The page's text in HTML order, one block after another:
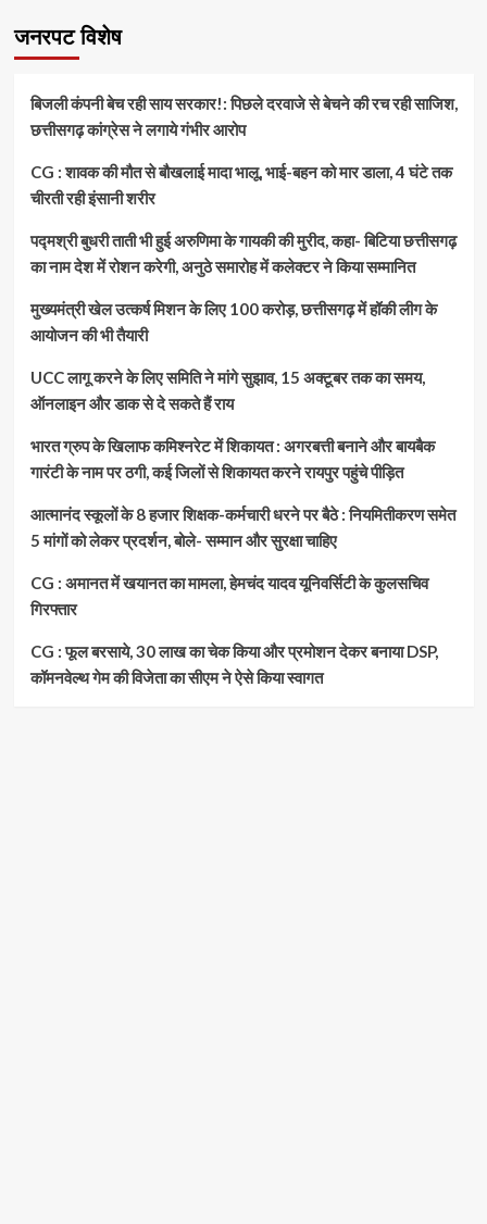
जनरपट विशेष
बिजली कंपनी बेच रही साय सरकार!: पिछले दरवाजे से बेचने की रच रही साजिश,
छत्तीसगढ़ कांग्रेस ने लगाये गंभीर आरोप
CG : शावक की मौत से बौखलाई मादा भालू, भाई-बहन को मार डाला, 4 घंटे तक
चीरती रही इंसानी शरीर
पद्मश्री बुधरी ताती भी हुई अरुणिमा के गायकी की मुरीद, कहा- बिटिया छत्तीसगढ़
का नाम देश में रोशन करेगी, अनुठे समारोह में कलेक्टर ने किया सम्मानित
मुख्यमंत्री खेल उत्कर्ष मिशन के लिए 100 करोड़, छत्तीसगढ़ में हॉकी लीग के
आयोजन की भी तैयारी
UCC लागू करने के लिए समिति ने मांगे सुझाव, 15 अक्टूबर तक का समय,
ऑनलाइन और डाक से दे सकते हैं राय
भारत ग्रुप के खिलाफ कमिश्नरेट में शिकायत : अगरबत्ती बनाने और बायबैक
गारंटी के नाम पर ठगी, कई जिलों से शिकायत करने रायपुर पहुंचे पीड़ित
आत्मानंद स्कूलों के 8 हजार शिक्षक-कर्मचारी धरने पर बैठे : नियमितीकरण समेत
5 मांगों को लेकर प्रदर्शन, बोले- सम्मान और सुरक्षा चाहिए
CG : अमानत में खयानत का मामला, हेमचंद यादव यूनिवर्सिटी के कुलसचिव
गिरफ्तार
CG : फूल बरसाये, 30 लाख का चेक किया और प्रमोशन देकर बनाया DSP,
कॉमनवेल्थ गेम की विजेता का सीएम ने ऐसे किया स्वागत